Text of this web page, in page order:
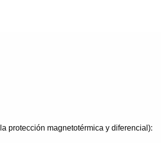
protección magnetotérmica y diferencial):